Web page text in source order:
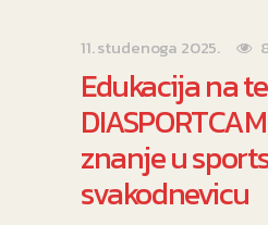
11. studenoga 2025.
Edukacija na
znanje u
svakodnevicu